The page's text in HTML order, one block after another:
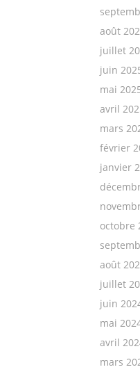
août
juillet
juin
mai
avril
mars
février
janvier
octobre
août
juillet
juin
mai
avril
mars